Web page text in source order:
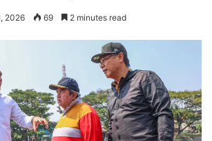
2026 69 2 minutes read